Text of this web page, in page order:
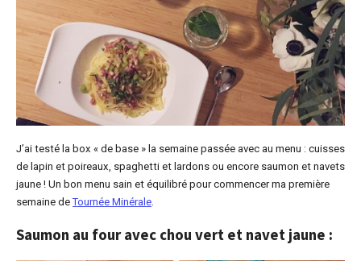
J’ai testé la box « de base » la semaine passée avec au menu : cuisses
de lapin et poireaux, spaghetti et lardons ou encore saumon et navets
jaune ! Un bon menu sain et équilibré pour commencer ma première
semaine deTournée Minérale.
Saumon au four avec chou vert et navet jaune :